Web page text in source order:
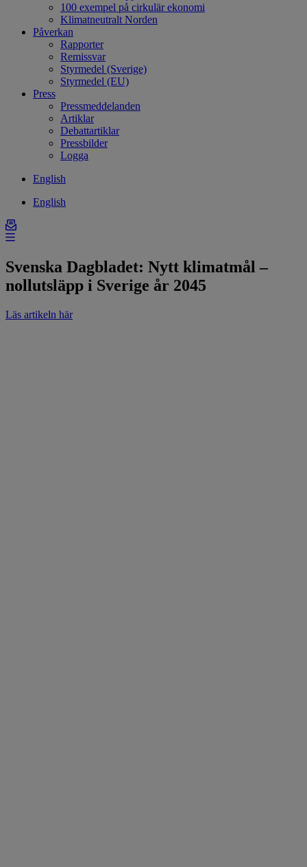
100 exempel på cirkulär ekonomi
Klimatneutralt Norden
Påverkan
Rapporter
Remissvar
Styrmedel (Sverige)
Styrmedel (EU)
Press
Pressmeddelanden
Artiklar
Debattartiklar
Pressbilder
Logga
English
English
Svenska Dagbladet: Nytt klimatmål –
nollutsläpp i Sverige år 2045
Läs artikeln här